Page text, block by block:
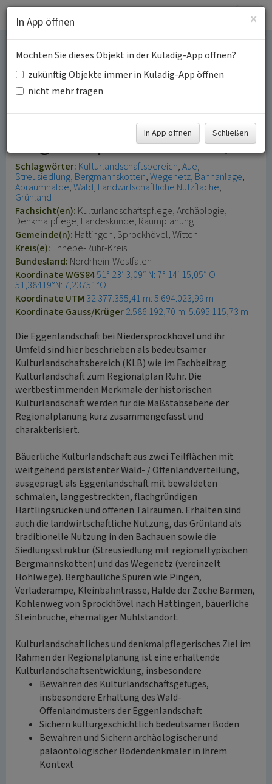
Eggenlandschaft bei
Niedersprockhövel
(Kulturlandschaftsbereich
Regionalplan Ruhr 346)
Schlagwörter: Kulturlandschaftsbereich Aue
Streusiedlung Bergmannskotten Wegenetz Bahnanlage
Abraumhalde Wald Landwirtschaftliche Nutzfläche
Grünland
Fachsicht(en): Kulturlandschaftspflege, Archäologie,
Denkmalpflege, Landeskunde, Raumplanung
Gemeinde(n): Hattingen, Sprockhövel, Witten
Kreis(e): Ennepe-Ruhr-Kreis
Bundesland: Nordrhein-Westfalen
Koordinate WGS8451° 23′ 3,09″ N: 7° 14′ 15,05″ O
51,38419°N: 7,23751°O
Koordinate UTM 32.377.355,41 m: 5.694.023,99 m
Koordinate Gauss/Krüger2.586.192,70 m: 5.695.115,73 m
Die Eggenlandschaft bei Niedersprockhövel und ihr
Umfeld sind hier beschrieben als bedeutsamer
Kulturlandschaftsbereich (KLB) wie im Fachbeitrag
Kulturlandschaft zum Regionalplan Ruhr. Die
wertbestimmenden Merkmale der historischen
Kulturlandschaft werden für die Maßstabsebene der
Regionalplanung kurz zusammengefasst und
charakterisiert.
Bäuerliche Kulturlandschaft aus zwei Teilflächen mit
weitgehend persistenter Wald- / Offenlandverteilung,
ausgeprägt als Eggenlandschaft mit bewaldeten
schmalen, langgestreckten, flachgründigen
Härtlingsrücken und offenen Talräumen. Erhalten sind
auch die landwirtschaftliche Nutzung, das Grünland als
traditionelle Nutzung in den Bachauen sowie die
Siedlungsstruktur (Streusiedlung mit regionaltypischen
Bergmannskotten) und das Wegenetz (vereinzelt
Hohlwege). Bergbauliche Spuren wie Pingen,
Verladerampe, Kleinbahntrasse, Halde der Zeche Barmen,
Kohlenweg von Sprockhövel nach Hattingen, bäuerliche
Steinbrüche, ehemaliger Mühlstandort.
Kulturlandschaftliches und denkmalpflegerisches Ziel im
Rahmen der Regionalplanung ist eine erhaltende
Kulturlandschaftsentwicklung, insbesondere
Bewahren des Kulturlandschaftsgefüges,
insbesondere Erhaltung des Wald-
Offenlandmusters der Eggenlandschaft
Sichern kulturgeschichtlich bedeutsamer Böden
Bewahren und Sichern archäologischer und
paläontologischer Bodendenkmäler in ihrem
Kontext
×
In App öffnen
Möchten Sie dieses Objekt in der Kuladig-App öffnen?
zukünftig Objekte immer in Kuladig-App öffnen
nicht mehr fragen
In App öffnen Schließen